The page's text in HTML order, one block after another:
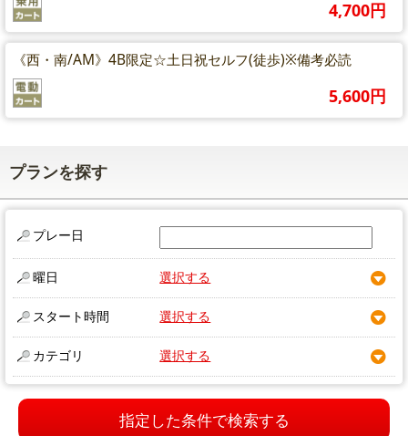
4,700円
《西・南/AM》4B限定☆土日祝セルフ(徒歩)※備考必読
5,600円
プランを探す
プレー日
曜日 選択する
スタート時間 選択する
カテゴリ 選択する
指定した条件で検索する